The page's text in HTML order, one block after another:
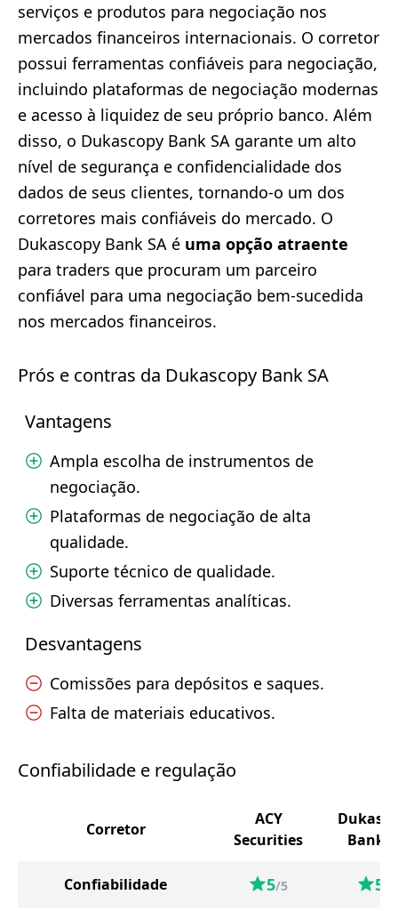
serviços e produtos para negociação nos
mercados financeiros internacionais. O corretor
possui ferramentas confiáveis para negociação,
incluindo plataformas de negociação modernas
e acesso à liquidez de seu próprio banco. Além
disso, o Dukascopy Bank SA garante um alto
nível de segurança e confidencialidade dos
dados de seus clientes, tornando-o um dos
corretores mais confiáveis do mercado. O
Dukascopy Bank SA é uma opção atraente
para traders que procuram um parceiro
confiável para uma negociação bem-sucedida
nos mercados financeiros.
Prós e contras da Dukascopy Bank SA
Vantagens
Ampla escolha de instrumentos de
negociação.
Plataformas de negociação de alta
qualidade.
Suporte técnico de qualidade.
Diversas ferramentas analíticas.
Desvantagens
Comissões para depósitos e saques.
Falta de materiais educativos.
Confiabilidade e regulação
Corretor
ACY
Securities
Bank
Confiabilidade 5/5 5